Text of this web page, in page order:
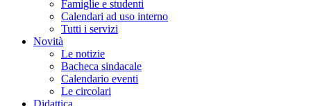
Famiglie e studenti
Calendari ad uso interno
Tutti i servizi
Novità
Le notizie
Bacheca sindacale
Calendario eventi
Le circolari
Didattica